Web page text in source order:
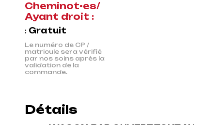
Cheminot•es/
Ayant droit :
: Gratuit
Le numéro de CP /
matricule sera vérifié
par nos soins après la
validation de la
commande.
Détails